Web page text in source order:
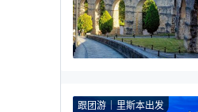
跟团游 里斯本出发